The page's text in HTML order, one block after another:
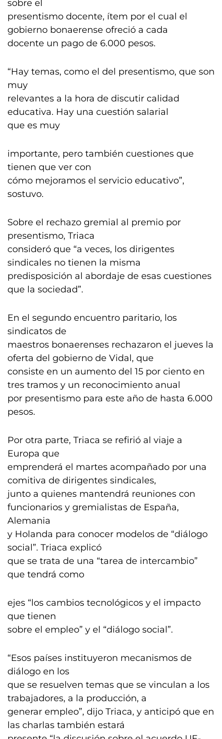
sobre el
presentismo docente, ítem por el cual el
gobierno bonaerense ofreció a cada
docente un pago de 6.000 pesos.
“Hay temas, como el del presentismo, que son
muy
relevantes a la hora de discutir calidad
educativa. Hay una cuestión salarial
que es muy
importante, pero también cuestiones que
tienen que ver con
cómo mejoramos el servicio educativo”,
sostuvo.
Sobre el rechazo gremial al premio por
presentismo, Triaca
consideró que “a veces, los dirigentes
sindicales no tienen la misma
predisposición al abordaje de esas cuestiones
que la sociedad”.
En el segundo encuentro paritario, los
sindicatos de
maestros bonaerenses rechazaron el jueves la
oferta del gobierno de Vidal, que
consiste en un aumento del 15 por ciento en
tres tramos y un reconocimiento anual
por presentismo para este año de hasta 6.000
pesos.
Por otra parte, Triaca se refirió al viaje a
Europa que
emprenderá el martes acompañado por una
comitiva de dirigentes sindicales,
junto a quienes mantendrá reuniones con
funcionarios y gremialistas de España,
Alemania
y Holanda para conocer modelos de “diálogo
social”. Triaca explicó
que se trata de una “tarea de intercambio”
que tendrá como
ejes “los cambios tecnológicos y el impacto
que tienen
sobre el empleo” y el “diálogo social”.
“Esos países instituyeron mecanismos de
diálogo en los
que se resuelven temas que se vinculan a los
trabajadores, a la producción, a
generar empleo”, dijo Triaca, y anticipó que en
las charlas también estará